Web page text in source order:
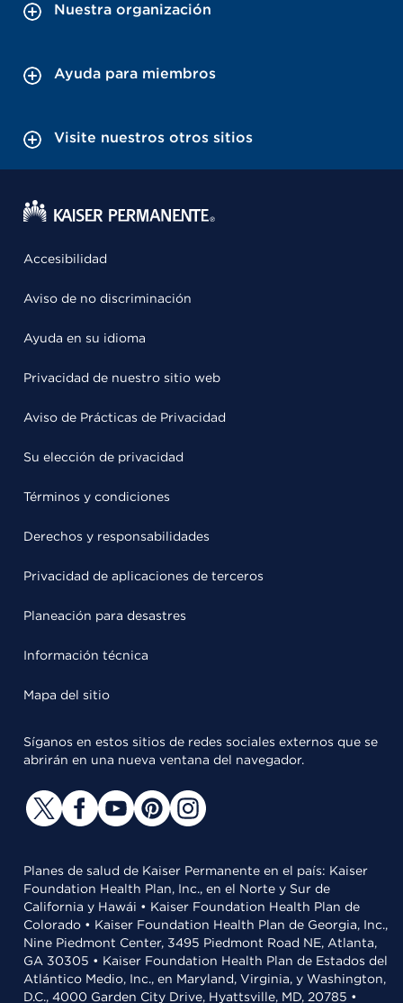
Nuestra organización
Ayuda para miembros
Visite nuestros otros sitios
Accesibilidad
Aviso de no discriminación
Ayuda en su idioma
Privacidad de nuestro sitio web
Aviso de Prácticas de Privacidad
Su elección de privacidad
Términos y condiciones
Derechos y responsabilidades
Privacidad de aplicaciones de terceros
Planeación para desastres
Información técnica
Mapa del sitio
Síganos en estos sitios de redes sociales externos que se
abrirán en una nueva ventana del navegador.
Planes de salud de Kaiser Permanente en el país: Kaiser
Foundation Health Plan, Inc., en el Norte y Sur de
California y Hawái • Kaiser Foundation Health Plan de
Colorado • Kaiser Foundation Health Plan de Georgia, Inc.,
Nine Piedmont Center, 3495 Piedmont Road NE, Atlanta,
GA 30305 • Kaiser Foundation Health Plan de Estados del
Atlántico Medio, Inc., en Maryland, Virginia, y Washington,
D.C., 4000 Garden City Drive, Hyattsville, MD, 20785 •